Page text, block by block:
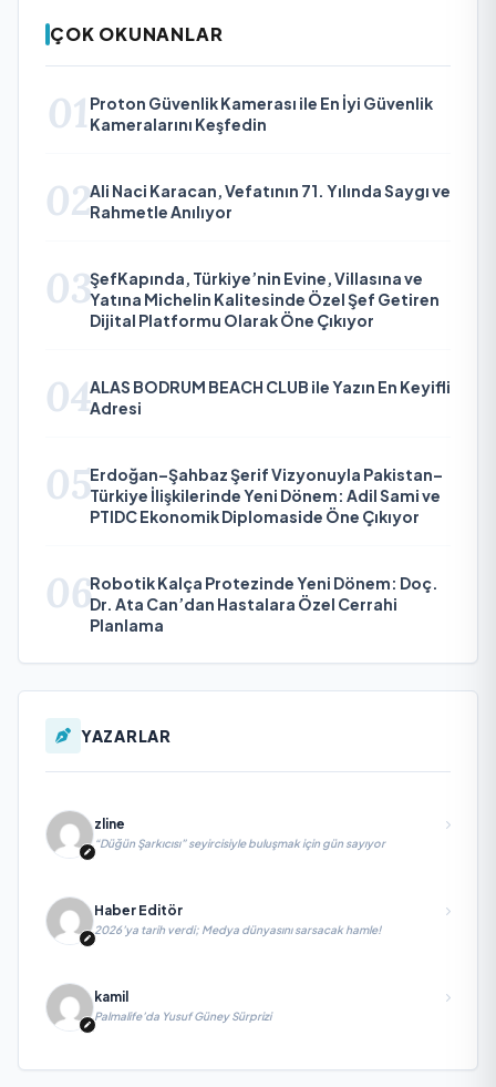
ÇOK OKUNANLAR
01 Proton Güvenlik Kamerası ile En İyi Güvenlik
Kameralarını Keşfedin
02Ali Naci Karacan, Vefatının 71. Yılında Saygı ve
Rahmetle Anılıyor
03ŞefKapında, Türkiye’nin Evine, Villasına ve
Yatına Michelin Kalitesinde Özel Şef Getiren
Dijital Platformu Olarak Öne Çıkıyor
04ALAS BODRUM BEACH CLUB ile Yazın En Keyifli
Adresi
05Erdoğan–Şahbaz Şerif Vizyonuyla Pakistan–
Türkiye İlişkilerinde Yeni Dönem: Adil Sami ve
PTIDC Ekonomik Diplomaside Öne Çıkıyor
06Robotik Kalça Protezinde Yeni Dönem: Doç.
Dr. Ata Can’dan Hastalara Özel Cerrahi
Planlama
YAZARLAR
zline
“Düğün Şarkıcısı” seyircisiyle buluşmak için gün sayıyor
Haber Editör
2026’ya tarih verdi; Medya dünyasını sarsacak hamle!
kamil
Palmalife’da Yusuf Güney Sürprizi